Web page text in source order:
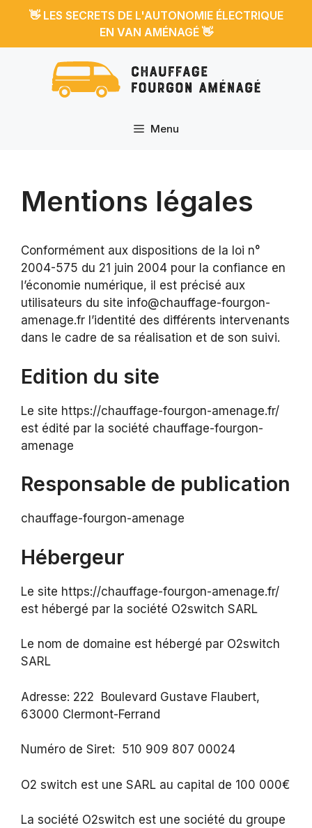
👋LES SECRETS DE L'AUTONOMIE ÉLECTRIQUE
EN VAN AMÉNAGÉ 👋
Menu
Mentions légales
Conformément aux dispositions de la loi n°
2004-575 du 21 juin 2004 pour la confiance en
l’économie numérique, il est précisé aux
utilisateurs du site info@chauffage-fourgon-
amenage.fr l’identité des différents intervenants
dans le cadre de sa réalisation et de son suivi.
Edition du site
Le site https://chauffage-fourgon-amenage.fr/
est édité par la société chauffage-fourgon-
amenage
Responsable de publication
chauffage-fourgon-amenage
Hébergeur
Le site https://chauffage-fourgon-amenage.fr/
est hébergé par la société O2switch SARL
Le nom de domaine est hébergé par O2switch
SARL
Adresse: 222 Boulevard Gustave Flaubert,
63000 Clermont-Ferrand
Numéro de Siret: 510 909 807 00024
O2 switch est une SARL au capital de 100 000€
La société O2switch est une société du groupe